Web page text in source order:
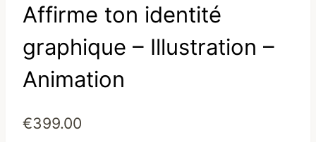
Affirme ton identité
graphique – Illustration –
Animation
€399.00